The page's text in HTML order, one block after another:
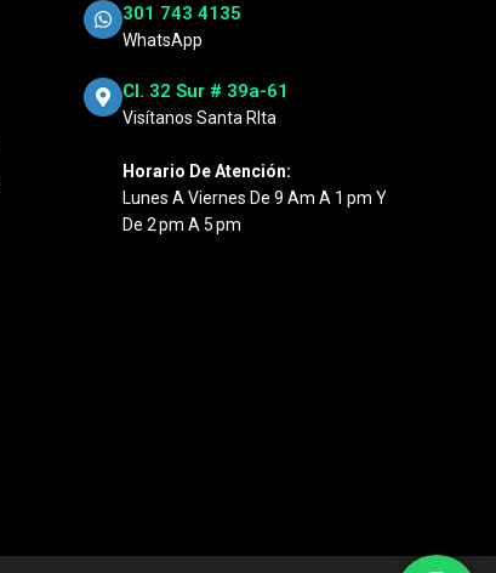
301 743 4135
WhatsApp
Cl. 32 Sur # 39a-61
Visítanos Santa RIta
Horario De Atención:
Lunes A Viernes De 9 Am A 1 Pm Y
De 2 Pm A 5 Pm